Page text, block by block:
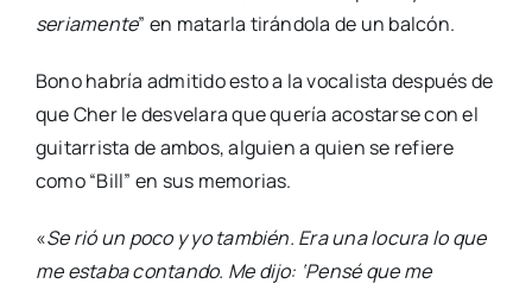
seriamente” en matarla tirándola de un balcón.
Bono habría admitido esto a la vocalista después de
que Cher le desvelara que quería acostarse con el
guitarrista de ambos, alguien a quien se refiere
como “Bill” en sus memorias.
«Se rió un poco y yo también. Era una locura lo que
me estaba contando. Me dijo: ‘Pensé que me